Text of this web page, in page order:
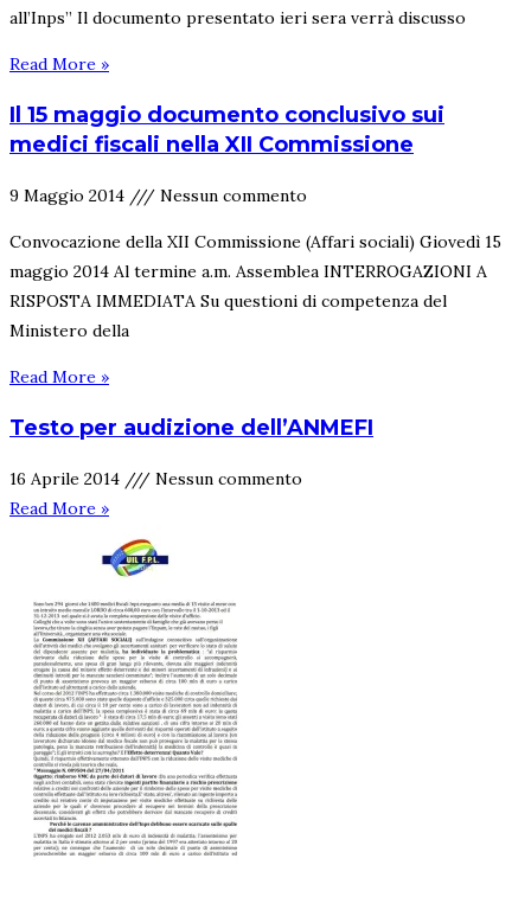
all’Inps” Il documento presentato ieri sera verrà discusso
Read More »
Il 15 maggio documento conclusivo sui
medici fiscali nella XII Commissione
9 Maggio 2014 Nessun commento
Convocazione della XII Commissione (Affari sociali) Giovedì 15
maggio 2014 Al termine a.m. Assemblea INTERROGAZIONI A
RISPOSTA IMMEDIATA Su questioni di competenza del
Ministero della
Read More »
Testo per audizione dell’ANMEFI
16 Aprile 2014
Nessun commento
Read More »